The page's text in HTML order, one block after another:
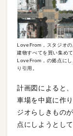
LoveFrom，スタジオ
建物すべてを買い集め
LoveFrom，の拠点に
り引用。
計画図によると
車場を中庭に作
ジオらしきもの
点にしようとし